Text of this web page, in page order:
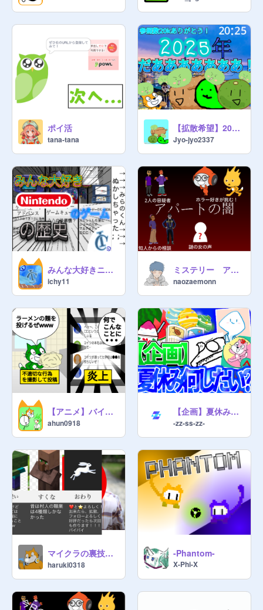
ポイ活
tana-tana
【拡散希望】2025年！
Jyo-jyo2337
みんな大好きニンテンドーのゲームの機歴史
ichy11
ミステリー アパートの闇#1
naozaemonn
【アニメ】バイトテロをした人の末路
ahun0918
【企画】夏休みは何したい？
-zz-ss-zz-
マイクラの裏技・雑学＃1傾向のったで！
haruki0318
-Phantom-
X-Phi-X